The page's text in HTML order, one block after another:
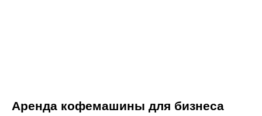
Аренда кофемашины для бизнеса